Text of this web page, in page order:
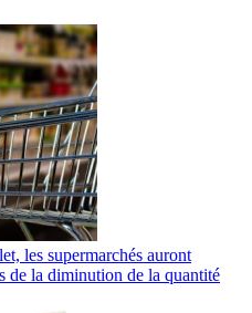
les supermarchés auront
de la diminution de la quantité